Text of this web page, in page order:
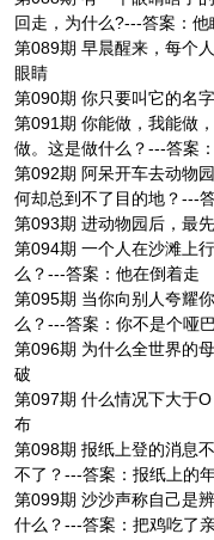
回走，为什么?---答案：他
第089期 早晨醒来，每个
眼睛
第090期 你只要叫它的名
第091期 你能做，我能做
做。这是做什么？---答案
第092期 阿呆开车去动物
何却总到不了目的地？---
第093期 进动物园后，最
第094期 一个人在沙滩上
么？---答案：他在倒着走
第095期 当你向别人夸耀
么？---答案：你不是个哑巴
第096期 为什么全世界的
破
第097期 什么情况下大于
布
第098期 报纸上登的消息
不了？---答案：报纸上的
第099期 沙沙声称自己是
什么？---答案：把鸡吃了